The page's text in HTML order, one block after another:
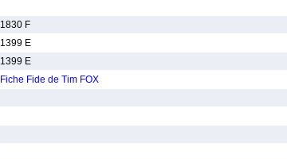
1830 F
1399 E
1399 E
Fiche Fide de Tim FOX